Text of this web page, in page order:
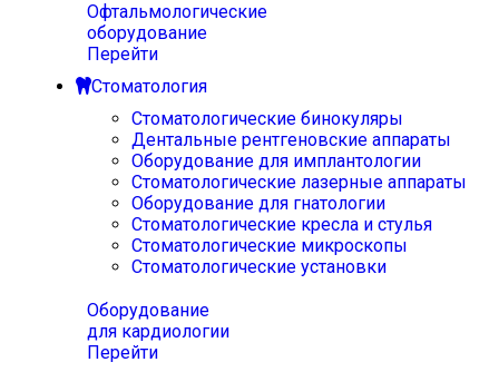
Офтальмологические
оборудование
Перейти
Стоматология
Стоматологические бинокуляры
Дентальные рентгеновские аппараты
Оборудование для имплантологии
Стоматологические лазерные аппараты
Оборудование для гнатологии
Стоматологические кресла и стулья
Стоматологические микроскопы
Стоматологические установки
Оборудование
для кардиологии
Перейти